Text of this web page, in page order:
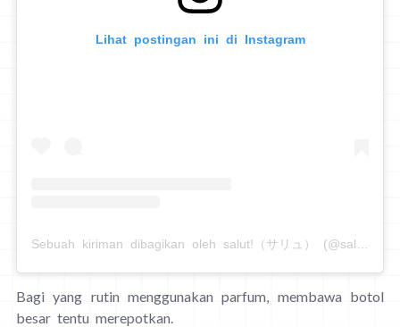
Lihat postingan ini di Instagram
Bagi yang rutin menggunakan parfum, membawa botol
besar tentu merepotkan.